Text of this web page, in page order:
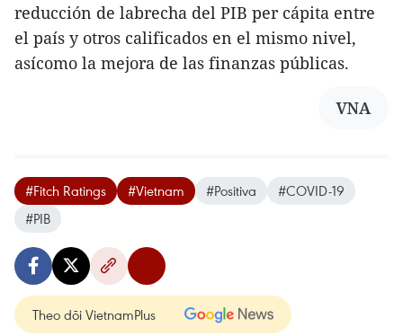
reducción de labrecha del PIB per cápita entre
el país y otros calificados en el mismo nivel,
asícomo la mejora de las finanzas públicas.
VNA
#Fitch Ratings #Vietnam #Positiva
#COVID-19
#PIB
Theo dõi VietnamPlus